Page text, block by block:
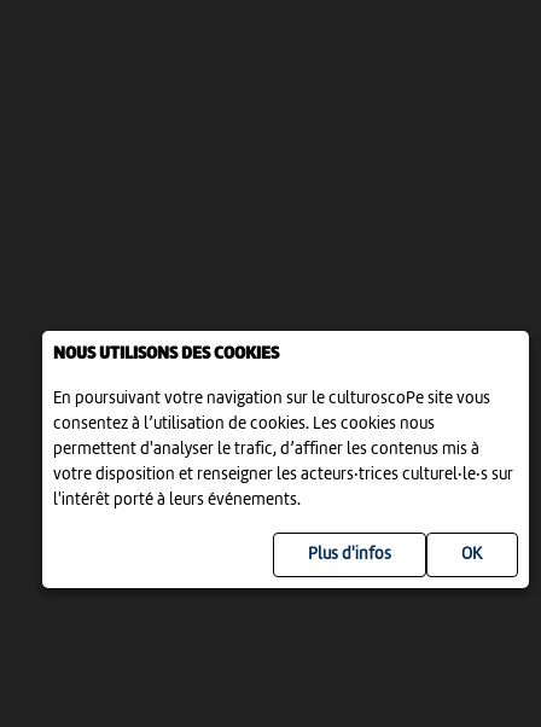
NOUS UTILISONS DES COOKIES
En poursuivant votre navigation sur le culturoscoPe site vous
consentez à l’utilisation de cookies. Les cookies nous
permettent d'analyser le trafic, d’affiner les contenus mis à
votre disposition et renseigner les acteurs·trices culturel·le·s sur
l'intérêt porté à leurs événements.
Plus d'infos